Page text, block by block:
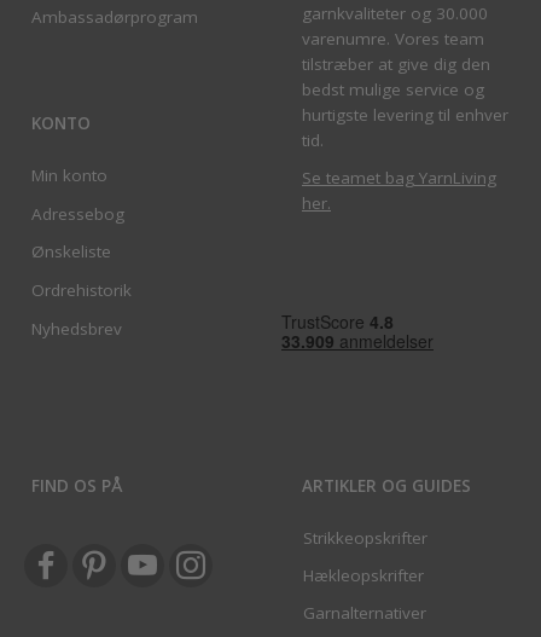
Ambassadørprogram
KONTO
Min konto
Adressebog
Ønskeliste
Ordrehistorik
Nyhedsbrev
garnkvaliteter og 30.000
varenumre. Vores team
tilstræber at give dig den
bedst mulige service og
hurtigste levering til enhver
tid.
Se teamet bag YarnLiving
her.
FIND OS PÅ ARTIKLER OG GUIDES
Strikkeopskrifter
Hækleopskrifter
Garnalternativer